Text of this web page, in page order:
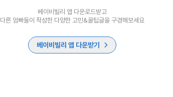
베이비빌리 앱 다운로드받고
다른 엄빠들이 작성한 다양한 고민&꿀팁글을 구경해보세요
베이비빌리 앱 다운받기